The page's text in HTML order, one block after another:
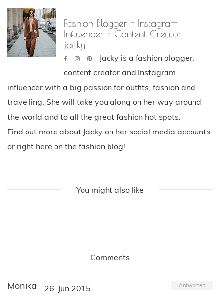
Fashion Blogger - Instagram
Influencer - Content Creator
jacky
Jacky is a fashion blogger,
content creator and Instagram
influencer with a big passion for outfits, fashion and
travelling. She will take you along on her way around
the world and to all the great fashion hot spots.
Find out more about Jacky on her social media accounts
or right here on the fashion blog!
You might also like
Comments
Monika 26. Jun 2015 Antworten